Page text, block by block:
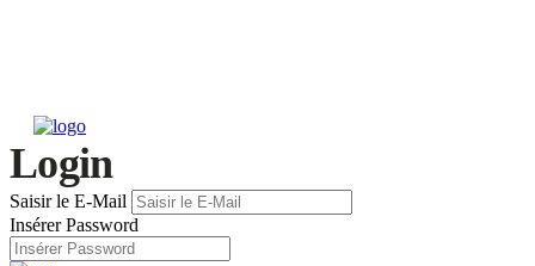
Login
Saisir le E-Mail
Insérer Password